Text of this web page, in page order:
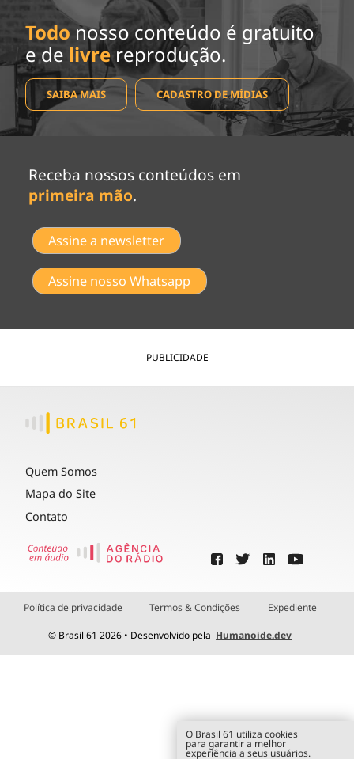
Todo nosso conteúdo é gratuito
e de livrereprodução.
SAIBA MAIS CADASTRO DE MÍDIAS
Receba nossos conteúdos em
primeira mão.
Assine a newsletter
Assine nosso Whatsapp
PUBLICIDADE
Quem Somos
Mapa do Site
Contato
Política de privacidade Termos & Condições Expediente
© Brasil 61 2026 • Desenvolvido pela Humanoide.dev
O Brasil 61 utiliza cookies
para garantir a melhor
experiência a seus usuários.